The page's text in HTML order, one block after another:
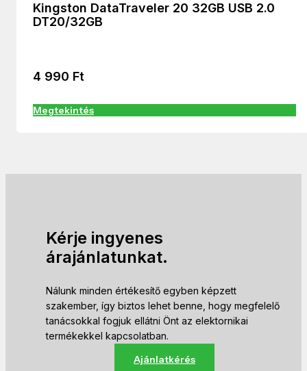
Kingston DataTraveler 20 32GB USB 2.0
DT20/32GB
4 990 Ft
Megtekintés
Kérje ingyenes
árajánlatunkat.
Nálunk minden értékesítő egyben képzett
szakember, így biztos lehet benne, hogy megfelelő
tanácsokkal fogjuk ellátni Önt az elektornikai
termékekkel kapcsolatban.
Ajánlatkérés